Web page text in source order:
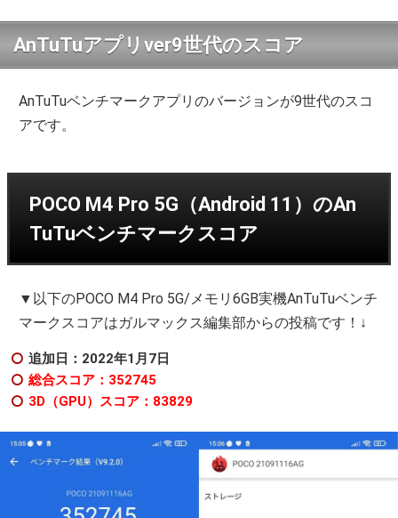
AnTuTuアプリver9世代のスコア
AnTuTuベンチマークアプリのバージョンが9世代のスコ
アです。
POCO M4 Pro 5G（Android 11）のAn
TuTuベンチマークスコア
▼以下のPOCO M4 Pro 5G/メモリ6GB実機AnTuTuベンチ
マークスコアはガルマックス編集部からの投稿です！↓
追加日：2022年1月7日
総合スコア：352745
3D（GPU）スコア：83829